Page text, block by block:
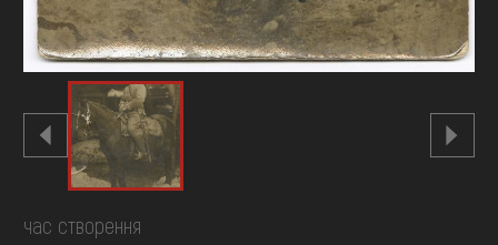
час створення